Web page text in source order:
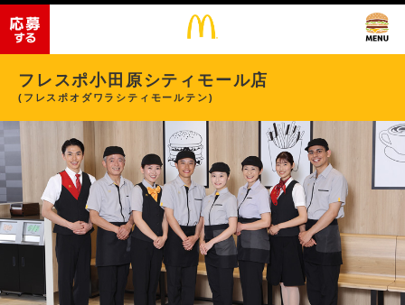
フレスポ小田原シティモール店
(フレスポオダワラシティモールテン)